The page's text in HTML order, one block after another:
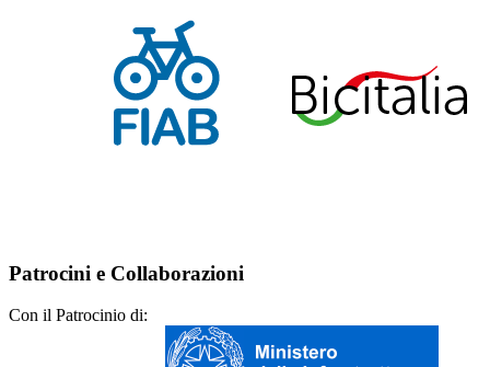
Patrocini e Collaborazioni
Con il Patrocinio di: